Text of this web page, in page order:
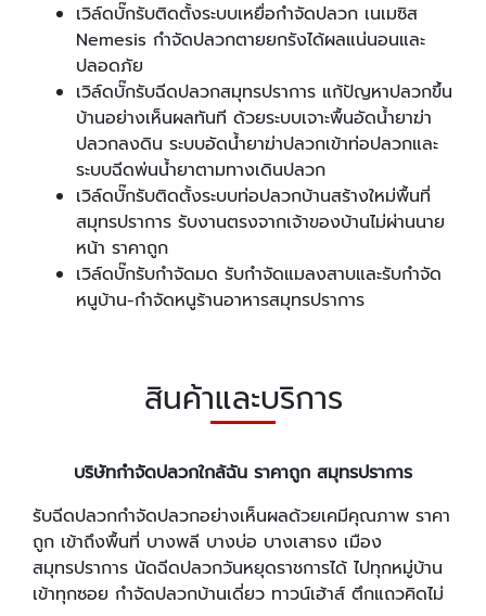
เวิล์ดบั๊กรับติดตั้งระบบเหยื่อกำจัดปลวก เนเมซิส
Nemesis กำจัดปลวกตายยกรังได้ผลแน่นอนและ
ปลอดภัย
เวิล์ดบั๊กรับฉีดปลวกสมุทรปราการ แก้ปัญหาปลวกขึ้น
บ้านอย่างเห็นผลทันที ด้วยระบบเจาะพื้นอัดน้ำยาฆ่า
ปลวกลงดิน ระบบอัดน้ำยาฆ่าปลวกเข้าท่อปลวกและ
ระบบฉีดพ่นน้ำยาตามทางเดินปลวก
เวิล์ดบั๊กรับติดตั้งระบบท่อปลวกบ้านสร้างใหม่พื้นที่
สมุทรปราการ รับงานตรงจากเจ้าของบ้านไม่ผ่านนาย
หน้า ราคาถูก
เวิล์ดบั๊กรับกำจัดมด รับกำจัดแมลงสาบและรับกำจัด
หนูบ้าน-กำจัดหนูร้านอาหารสมุทรปราการ
สินค้าและบริการ
บริษัทกำจัดปลวกใกล้ฉัน ราคาถูก สมุทรปราการ
รับฉีดปลวกกำจัดปลวกอย่างเห็นผลด้วยเคมีคุณภาพ ราคา
ถูก เข้าถึงพื้นที่ บางพลี บางบ่อ บางเสาธง เมือง
สมุทรปราการ นัดฉีดปลวกวันหยุดราชการได้ ไปทุกหมู่บ้าน
เข้าทุกซอย กำจัดปลวกบ้านเดี่ยว ทาวน์เฮ้าส์ ตึกแถวคิดไม่